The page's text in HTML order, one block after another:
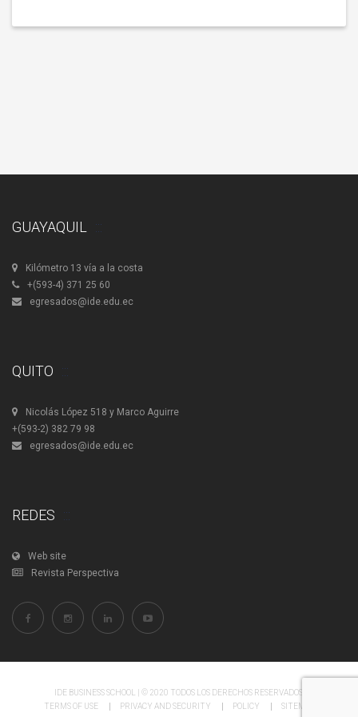
GUAYAQUIL
Kilómetro 13 vía a la costa
+(593-4) 371 25 60
egresados@ide.edu.ec
QUITO
Nicolás López 518 y Marco Aguirre
+(593-2) 382 79 98
egresados@ide.edu.ec
REDES
Web site
Revista Perspectiva
IDE BUSINESS SCHOOL | © 2020 TODOS LOS DERECHOS RESERVADOS.
TERMS OF USE
PRIVACY AND SECURITY POLICY SITEMAP